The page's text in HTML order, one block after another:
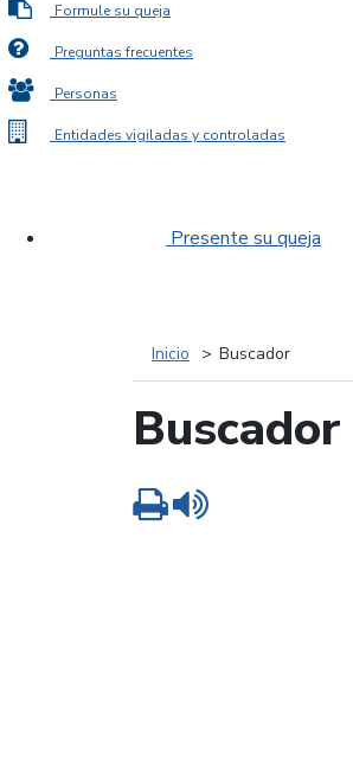
Formule su queja
Preguntas frecuentes
Personas
Entidades vigiladas y controladas
Presente su queja
Inicio Buscador
Buscador
Imprimir